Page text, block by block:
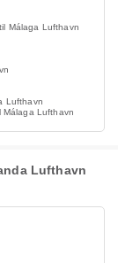
Málaga Lufthavn
Lufthavn
Málaga Lufthavn
Lufthavn